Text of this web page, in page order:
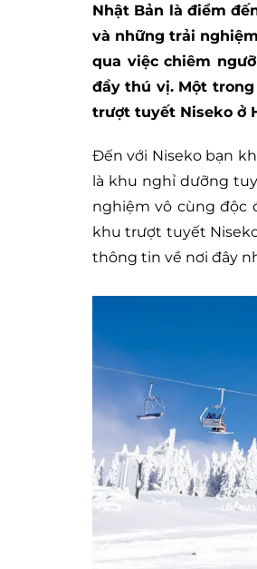
Nhật Bản là điểm
và những trải
qua việc chiêm
đầy thú vị. Một
trượt tuyết Niseko ở
Đến với Niseko bạn
là khu nghỉ dưỡng
nghiệm vô cùng độc
khu trượt tuyết
thông tin về nơi đây